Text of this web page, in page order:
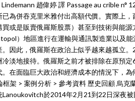
趙偉婷 譯 Passage au crible
已為併吞克里米雅付出高額代價。實際上
買或是販賣俄羅斯股票）甚至到技術與能
）地區進行在運輸與通訊製造業以及
。因此，俄羅斯在政治上似乎越來越孤立
冷淡地接待。俄羅斯之前才被排除在原預
。在面臨巨大政治和經濟成本的情況下，
框架 > 案例分析 > 參考資料 歷史回顧 烏
Lanoukovitch於2014年2月21到22日深夜